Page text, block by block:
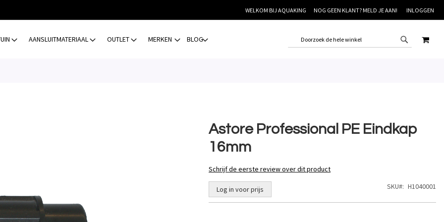
WELKOM BIJ AQUAKING NOG GEEN KLANT? MELD JE AAN! INLOGGEN
AANSLUITMATERIAAL OUTLET MERKEN BLOG
Astore Professional PE Eindkap
16mm
Schrijf de eerste review over dit product
Log in voor prijs SKU H1040001